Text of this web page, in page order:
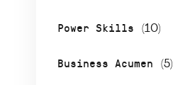
Power Skills (10)
Business Acumen (5)